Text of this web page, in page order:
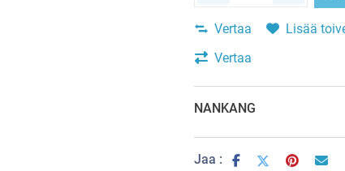
Vertaa
Lisää
Vertaa
NANKANG
Jaa :